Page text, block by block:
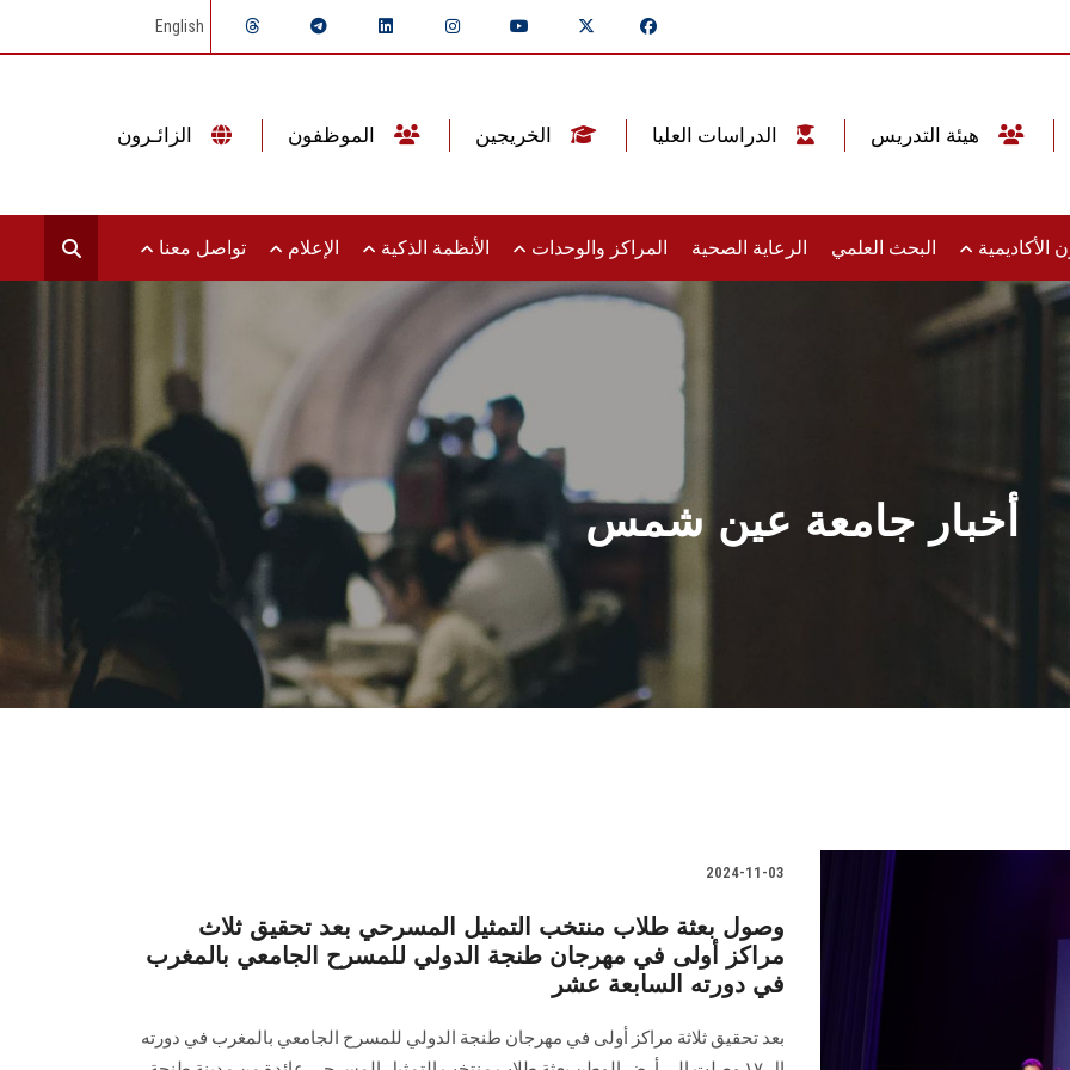
English
الأكاديمية البحث العلمي الرعاية الصحية المراكز والوحدات الأنظمة الذكية الإعلام تواصل معنا
أخبار جامعة عين شمس
2024-11-03
وصول بعثة طلاب منتخب التمثيل المسرحي بعد تحقيق ثلاث
مراكز أولى في مهرجان طنجة الدولي للمسرح الجامعي بالمغرب
في دورته السابعة عشر
بعد تحقيق ثلاثة مراكز أولى في مهرجان طنجة الدولي للمسرح الجامعي بالمغرب في دورته